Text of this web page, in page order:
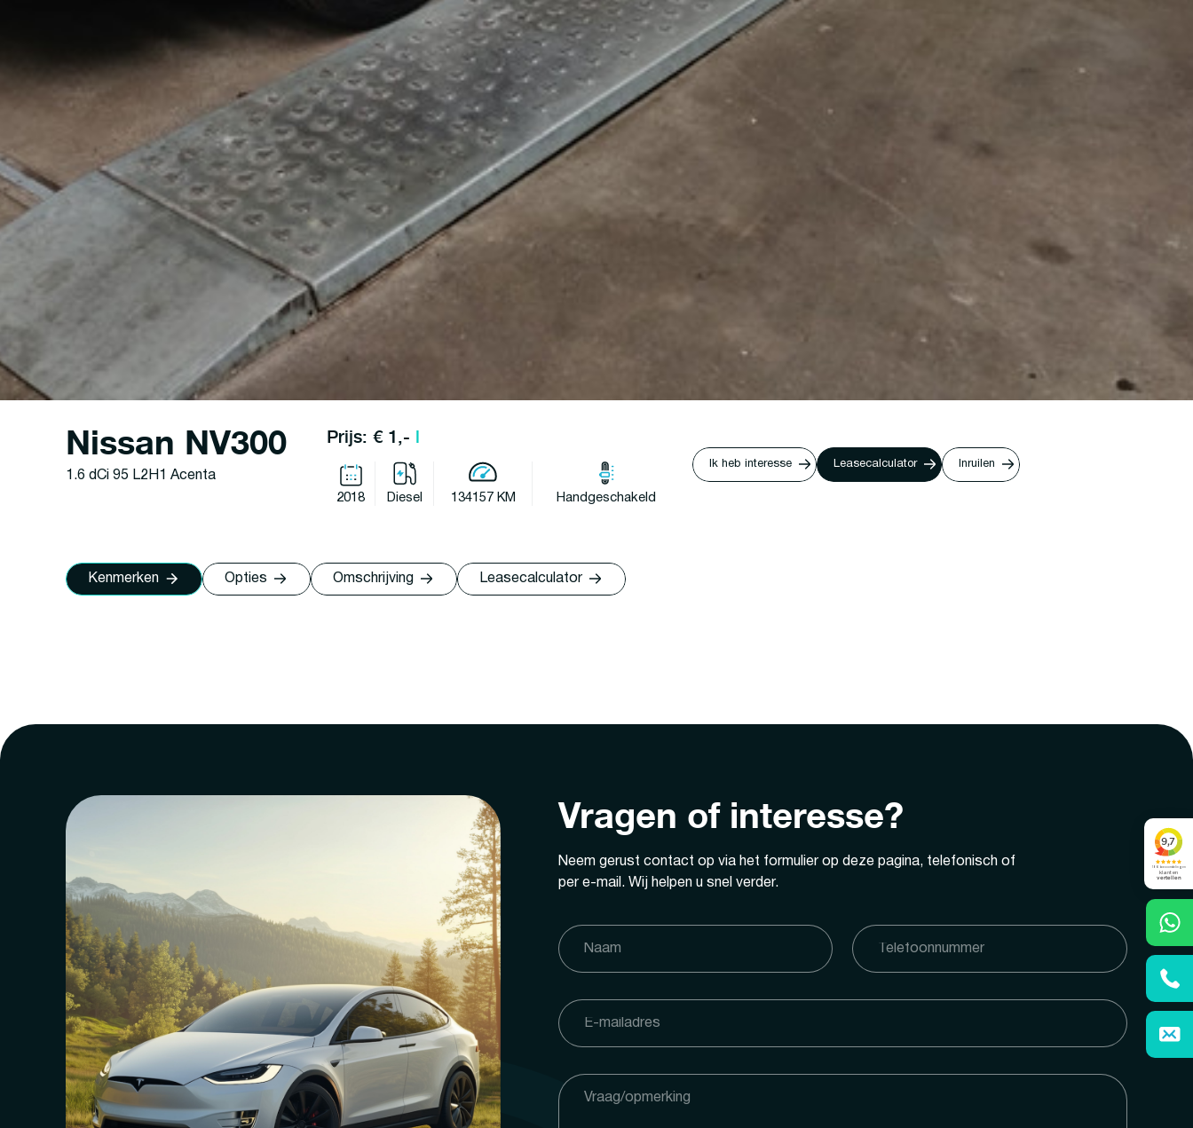
Nissan NV300
1.6 dCi 95 L2H1 Acenta
Prijs: € 1,- l
2018 Diesel 134157 KM Handgeschakeld
Ik heb interesse Leasecalculator Inruilen
Kenmerken Opties Omschrijving Leasecalculator
Vragen of interesse?
Neem gerust contact op via het formulier op deze pagina, telefonisch of
per e-mail. Wij helpen u snel verder.